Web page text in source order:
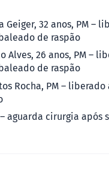
Geiger, 32 anos, PM –
de raspão
Alves, 26 anos, PM –
de raspão
Rocha, PM – liberado
aguarda cirurgia após